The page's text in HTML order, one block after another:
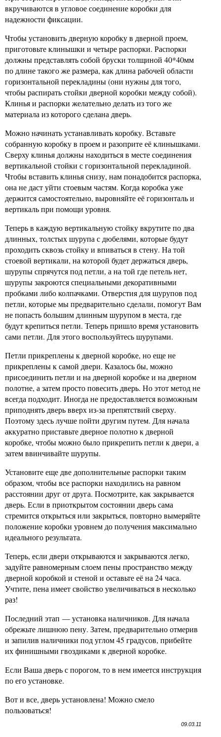
вкручиваются в угловое соединение коробки для
надежности фиксации.
Чтобы установить дверную коробку в дверной проем,
приготовьте клинышки и четыре распорки. Распорки
должны представлять собой бруски толщиной 40*40мм
по длине такого же размера, как длина рабочей области
горизонтальной перекладины (они нужны для того,
чтобы распирать стойки дверной коробки между собой).
Клинья и распорки желательно делать из того же
материала из которого сделана дверь.
Можно начинать устанавливать коробку. Вставьте
собранную коробку в проем и разоприте её клинышками.
Сверху клинья должны находиться в месте соединения
вертикальной стойки с горизонтальной перекладиной.
Чтобы вставить клинья снизу, нам понадобится распорка,
она не даст уйти стоевым частям. Когда коробка уже
держится самостоятельно, выровняйте её горизонталь и
вертикаль при помощи уровня.
Теперь в каждую вертикальную стойку вкрутите по два
длинных, толстых шурупа с дюбелями, которые будут
проходить сквозь стойку и впиваться в стену. На той
стоевой вертикали, на которой будет держаться дверь,
шурупы спрячутся под петли, а на той где петель нет,
шурупы закроются специальными декоративными
пробками либо колпачками. Отверстия для шурупов под
петли, которые мы предварительно сделали, помогут Вам
не попасть большим длинным шурупом в места, где
будут крепиться петли. Теперь пришло время установить
сами петли. Для этого воспользуйтесь шурупами.
Петли прикреплены к дверной коробке, но еще не
прикреплены к самой двери. Казалось бы, можно
присоединить петли и на дверной коробке и на дверном
полотне, а затем просто повесить дверь. Но этот метод не
всегда подходит. Иногда не предоставляется возможным
приподнять дверь вверх из-за препятствий сверху.
Поэтому здесь лучше пойти другим путем. Для начала
аккуратно приставьте дверное полотно к дверной
коробке, чтобы можно было прикрепить петли к двери, а
затем ввинчивайте шурупы.
Установите еще две дополнительные распорки таким
образом, чтобы все распорки находились на равном
расстоянии друг от друга. Посмотрите, как закрывается
дверь. Если в приоткрытом состоянии дверь сама
стремится открыться или закрыться, повторно вымеряйте
положение коробки уровнем до получения максимально
идеального результата.
Теперь, если двери открываются и закрываются легко,
задуйте равномерным слоем пены пространство между
дверной коробкой и стеной и оставьте её на 24 часа.
Учтите, пена имеет свойство увеличиваться в несколько
раз!
Последний этап — установка наличников. Для начала
обрежьте лишнюю пену. Затем, предварительно отмерив
и запилив наличники под углом 45 градусов, прибейте
их финишными гвоздиками к дверной коробке.
Если Ваша дверь с порогом, то в нем имеется инструкция
по его установке.
Вот и все, дверь установлена! Можно смело
пользоваться!
09.03.11